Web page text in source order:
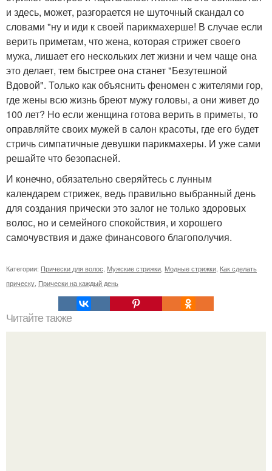
и здесь, может, разгорается не шуточный скандал со
словами "ну и иди к своей парикмахерше! В случае если
верить приметам, что жена, которая стрижет своего
мужа, лишает его нескольких лет жизни и чем чаще она
это делает, тем быстрее она станет "Безутешной
Вдовой". Только как объяснить феномен с жителями гор,
где жены всю жизнь бреют мужу головы, а они живет до
100 лет? Но если женщина готова верить в приметы, то
оправляйте своих мужей в салон красоты, где его будет
стричь симпатичные девушки парикмахеры. И уже сами
решайте что безопасней.
И конечно, обязательно сверяйтесь с лунным
календарем стрижек, ведь правильно выбранный день
для создания прически это залог не только здоровых
волос, но и семейного спокойствия, и хорошего
самочувствия и даже финансового благополучия.
Категории: Прически для волос Мужские стрижки Модные стрижки Как сделать
прическу Прически на каждый день
Читайте также